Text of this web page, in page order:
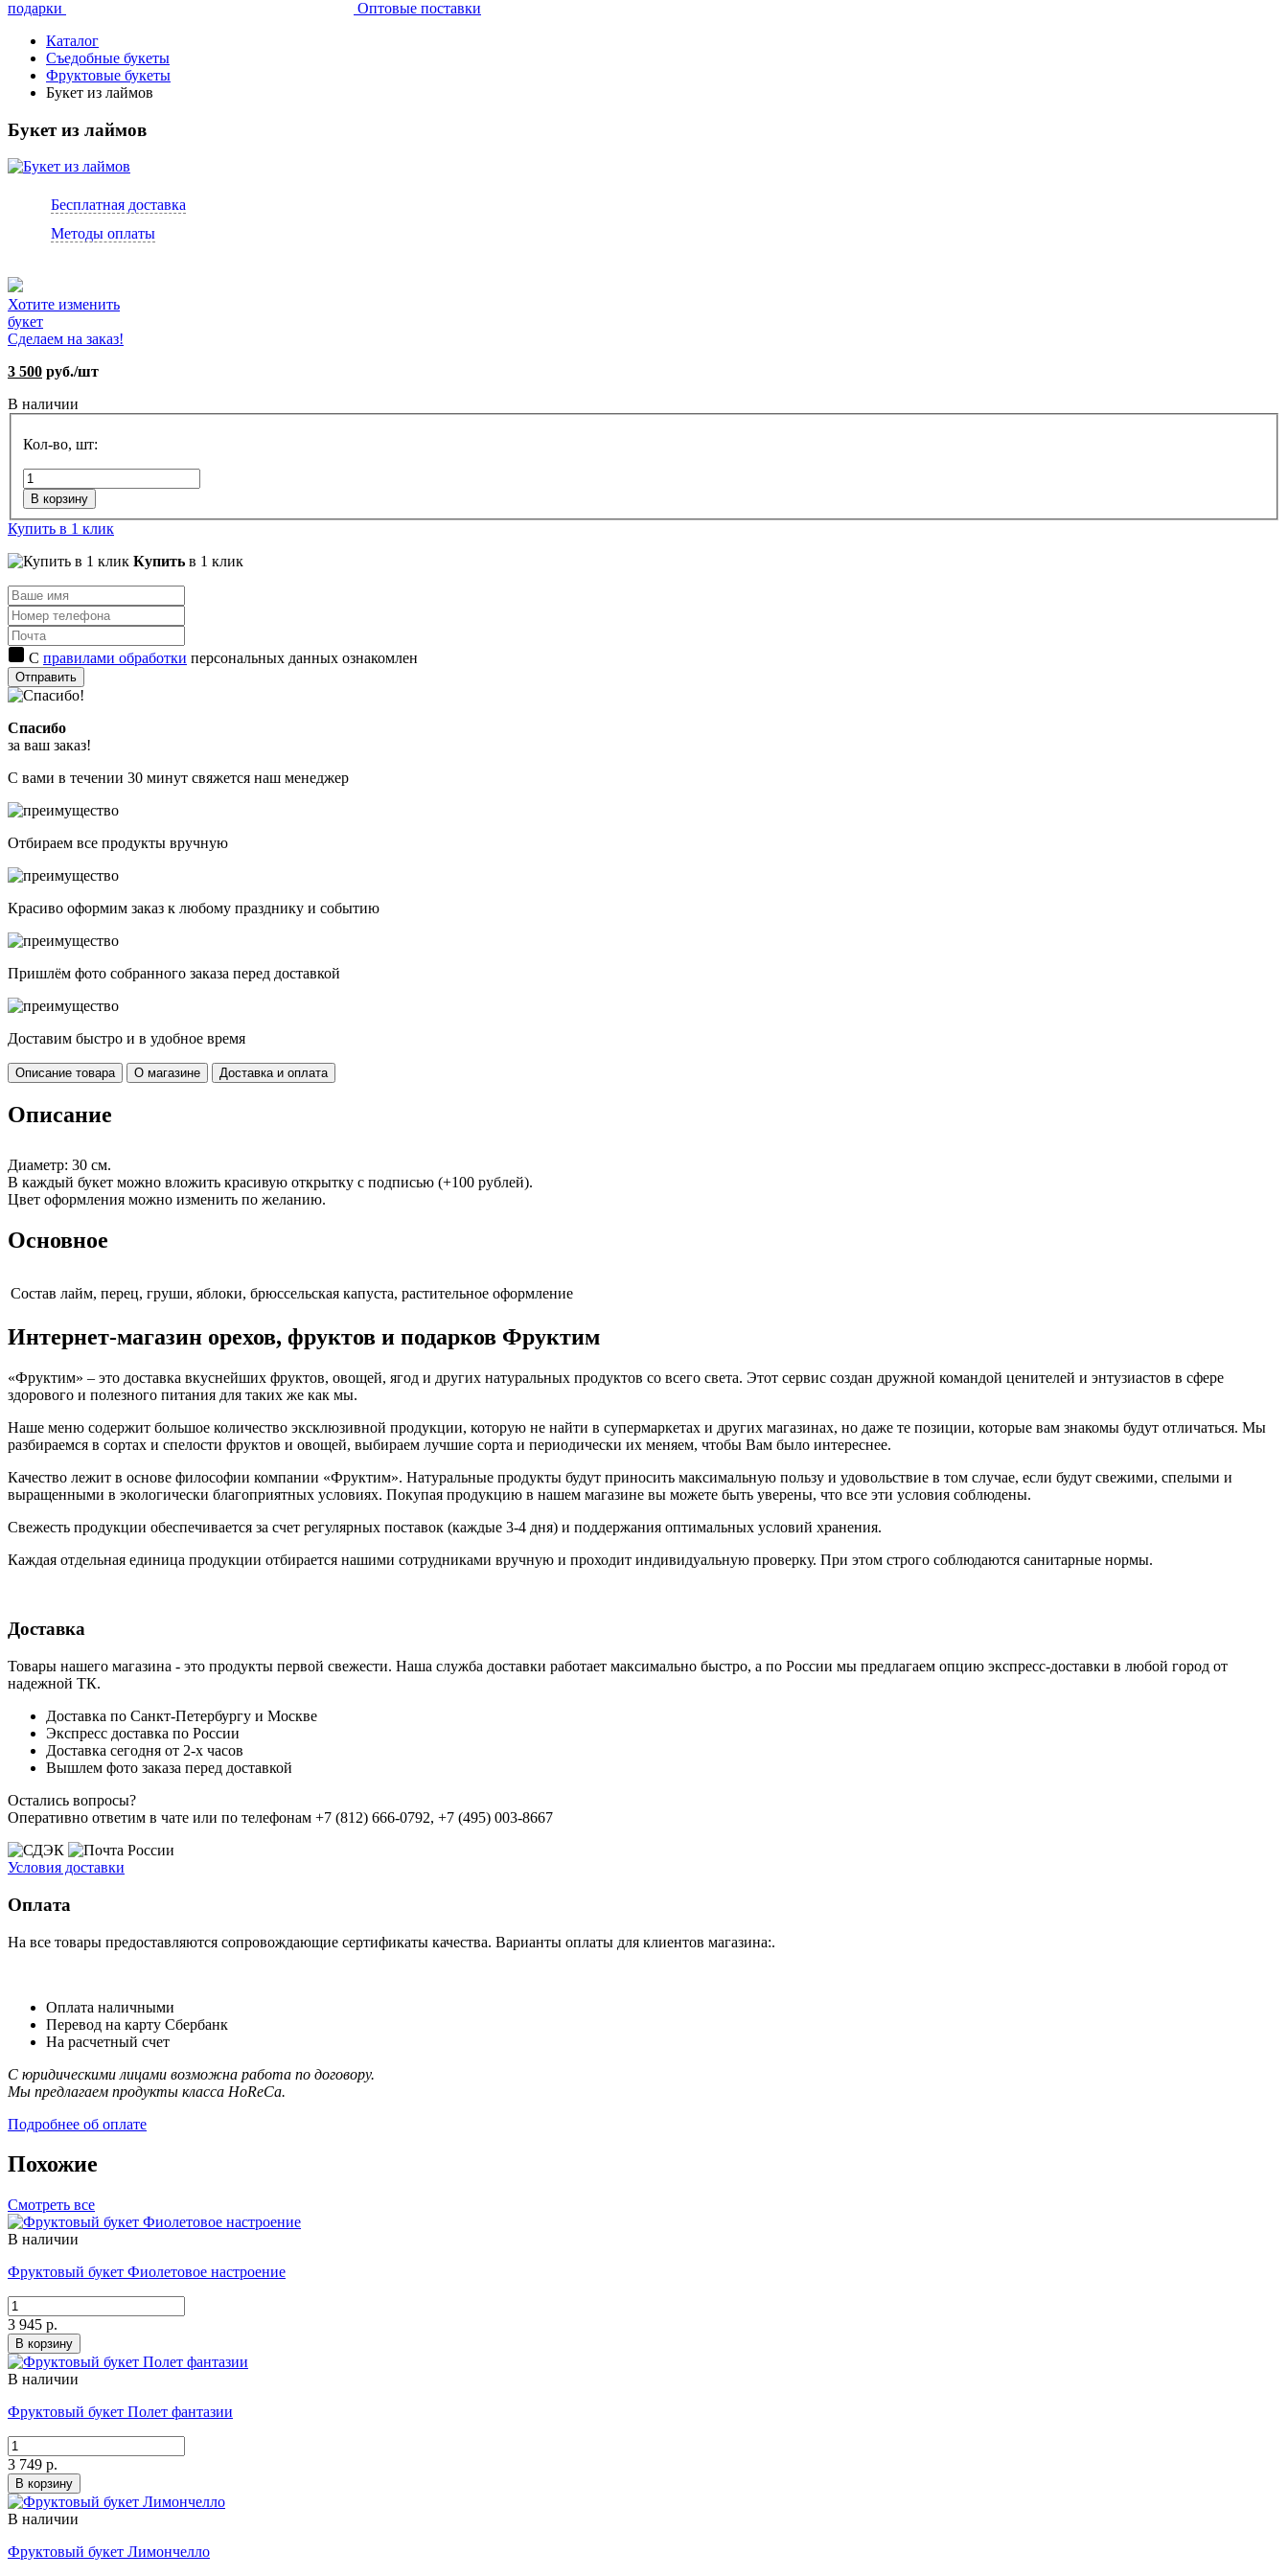
подарки
Оптовые поставки
Каталог
Съедобные букеты
Фруктовые букеты
Букет из лаймов
Букет из лаймов
Бесплатная доставка
Методы оплаты
Хотите изменить
букет
Сделаем на заказ!
3 500 руб./шт
В наличии
Кол-во, шт:
В корзину
Купить в 1 клик
Купить в 1 клик
С правилами обработки персональных данных ознакомлен
Отправить
Спасибо
за ваш заказ!
С вами в течении 30 минут свяжется наш менеджер
Отбираем все продукты вручную
Красиво оформим заказ к любому празднику и событию
Пришлём фото собранного заказа перед доставкой
Доставим быстро и в удобное время
Описание товара О магазине Доставка и оплата
Описание
Диаметр: 30 см.
В каждый букет можно вложить красивую открытку с подписью (+100 рублей).
Цвет оформления можно изменить по желанию.
Основное
Cостав лайм, перец, груши, яблоки, брюссельская капуста, растительное оформление
Интернет-магазин орехов, фруктов и подарков Фруктим
«Фруктим» – это доставка вкуснейших фруктов, овощей, ягод и других натуральных продуктов со всего света. Этот сервис создан дружной командой ценителей и энтузиастов в сфере
здорового и полезного питания для таких же как мы.
Наше меню содержит большое количество эксклюзивной продукции, которую не найти в супермаркетах и других магазинах, но даже те позиции, которые вам знакомы будут отличаться. Мы
разбираемся в сортах и спелости фруктов и овощей, выбираем лучшие сорта и периодически их меняем, чтобы Вам было интереснее.
Качество лежит в основе философии компании «Фруктим». Натуральные продукты будут приносить максимальную пользу и удовольствие в том случае, если будут свежими, cпелыми и
выращенными в экологически благоприятных условиях. Покупая продукцию в нашем магазине вы можете быть уверены, что все эти условия соблюдены.
Свежесть продукции обеспечивается за счет регулярных поставок (каждые 3-4 дня) и поддержания оптимальных условий хранения.
Каждая отдельная единица продукции отбирается нашими сотрудниками вручную и проходит индивидуальную проверку. При этом строго соблюдаются санитарные нормы.
Доставка
Товары нашего магазина - это продукты первой свежести. Наша служба доставки работает максимально быстро, а по России мы предлагаем опцию экспресс-доставки в любой город от
надежной ТК.
Доставка по Санкт-Петербургу и Москве
Экспресс доставка по России
Доставка сегодня от 2-х часов
Вышлем фото заказа перед доставкой
Остались вопросы?
Оперативно ответим в чате или по телефонам +7 (812) 666-0792, +7 (495) 003-8667
Условия доставки
Оплата
На все товары предоставляются сопровождающие сертификаты качества. Варианты оплаты для клиентов магазина:.
Оплата наличными
Перевод на карту Сбербанк
На расчетный счет
С юридическими лицами возможна работа по договору.
Мы предлагаем продукты класса HoReCa.
Подробнее об оплате
Похожие
Смотреть все
В наличии
Фруктовый букет Фиолетовое настроение
3 945 р.
В корзину
В наличии
Фруктовый букет Полет фантазии
3 749 р.
В корзину
В наличии
Фруктовый букет Лимончелло